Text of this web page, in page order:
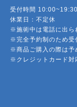
受付時間
休業日：不定休
※施術中は電話に出ら
※完全予約制のため受
※商品ご購入の際は予
※クレジットカード